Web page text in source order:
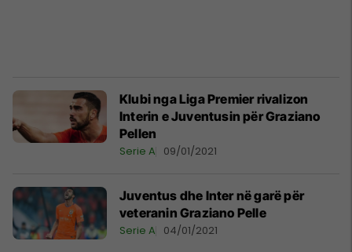
Klubi nga Liga Premier rivalizon
Interin e Juventusin për Graziano
Pellen
Serie A 09/01/2021
Juventus dhe Inter në garë për
veteranin Graziano Pelle
Serie A 04/01/2021